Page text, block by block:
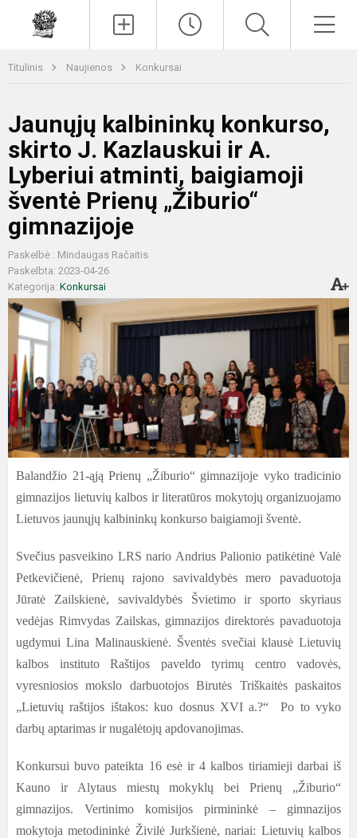
Titulinis Naujienos Konkursai
Jaunųjų kalbininkų konkurso,
skirto J. Kazlauskui ir A.
Lyberiui atminti, baigiamoji
šventė Prienų „Žiburio“
gimnazijoje
Paskelbė : Mindaugas Račaitis
Paskelbta: 2023-04-26
Kategorija: Konkursai
Balandžio 21-ąją Prienų „Žiburio“ gimnazijoje vyko tradicinio
gimnazijos lietuvių kalbos ir literatūros mokytojų organizuojamo
Lietuvos jaunųjų kalbininkų konkurso baigiamoji šventė.
Svečius pasveikino LRS nario Andrius Palionio patikėtinė Valė
Petkevičienė, Prienų rajono savivaldybės mero pavaduotoja
Jūratė Zailskienė, savivaldybės Švietimo ir sporto skyriaus
vedėjas Rimvydas Zailskas, gimnazijos direktorės pavaduotoja
ugdymui Lina Malinauskienė. Šventės svečiai klausė Lietuvių
kalbos instituto Raštijos paveldo tyrimų centro vadovės,
vyresniosios mokslo darbuotojos Birutės Triškaitės paskaitos
„Lietuvių raštijos ištakos: kuo dosnus XVI a.?“ Po to vyko
darbų aptarimas ir nugalėtojų apdovanojimas.
Konkursui buvo pateikta 16 esė ir 4 kalbos tiriamieji darbai iš
Kauno ir Alytaus miestų mokyklų bei Prienų „Žiburio“
gimnazijos. Vertinimo komisijos pirmininkė – gimnazijos
mokytoja metodininkė Živilė Jurkšienė, nariai: Lietuvių kalbos